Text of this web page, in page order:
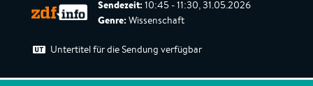
Sendezeit: 10:45 - 11:30, 31.05.2026
Genre: Wissenschaft
Untertitel für die Sendung verfügbar